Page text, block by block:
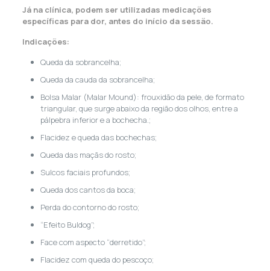
Já na clínica, podem ser utilizadas medicações
específicas para dor, antes do início da sessão.
Indicações:
Queda da sobrancelha;
Queda da cauda da sobrancelha;
Bolsa Malar (Malar Mound): frouxidão da pele, de formato
triangular, que surge abaixo da região dos olhos, entre a
pálpebra inferior e a bochecha.;
Flacidez e queda das bochechas;
Queda das maçãs do rosto;
Sulcos faciais profundos;
Queda dos cantos da boca;
Perda do contorno do rosto;
“Efeito Buldog”;
Face com aspecto “derretido”;
Flacidez com queda do pescoço;